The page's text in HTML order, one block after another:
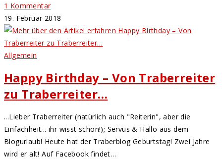
1 Kommentar
19. Februar 2018
Allgemein
Happy Birthday – Von Traberreiter
zu Traberreiter…
...Lieber Traberreiter (natürlich auch "Reiterin", aber die
Einfachheit... ihr wisst schon!); Servus & Hallo aus dem
Blogurlaub! Heute hat der Traberblog Geburtstag! Zwei Jahre
wird er alt! Auf Facebook findet…